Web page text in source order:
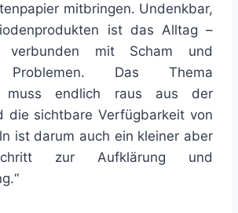
mitbringen. Undenkbar,
ist das Alltag –
verbunden mit Scham und
Problemen. Das Thema
muss endlich raus aus der
die sichtbare Verfügbarkeit von
ist darum auch ein kleiner aber
zur Aufklärung und